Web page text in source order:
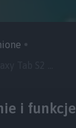
i funkcje